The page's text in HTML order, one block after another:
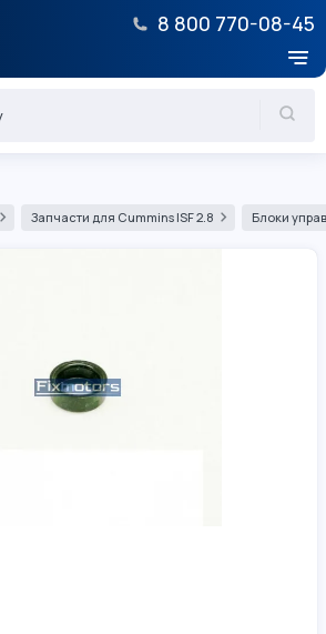
8 800 770-08-45
Запчасти для Cummins ISF 2.8 Блоки